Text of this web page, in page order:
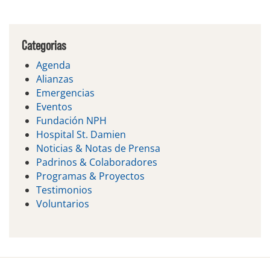
Categorias
Agenda
Alianzas
Emergencias
Eventos
Fundación NPH
Hospital St. Damien
Noticias & Notas de Prensa
Padrinos & Colaboradores
Programas & Proyectos
Testimonios
Voluntarios